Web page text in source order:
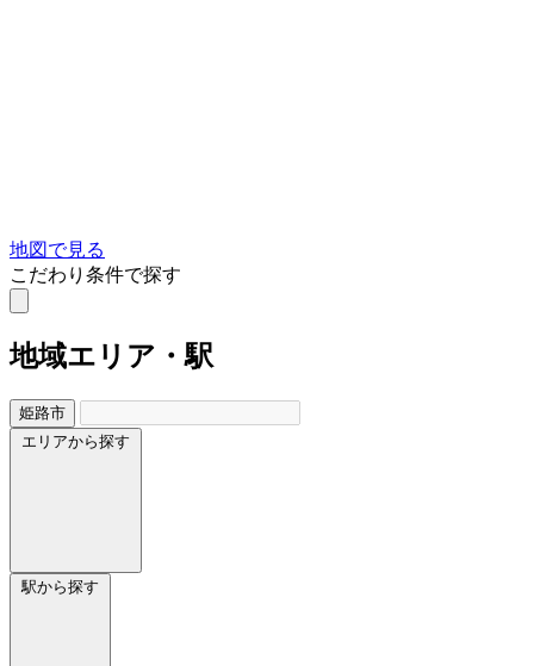
地図で見る
こだわり条件で探す
地域エリア・駅
姫路市
エリアから探す
駅から探す